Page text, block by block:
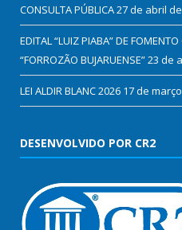
CONSULTA PÚBLICA27 de abril
EDITAL “LUIZ PIABA” DE
“FORROZÃO BUJARUENSE”23 de
LEI ALDIR BLANC 2026 17 de
DESENVOLVIDO POR CR2